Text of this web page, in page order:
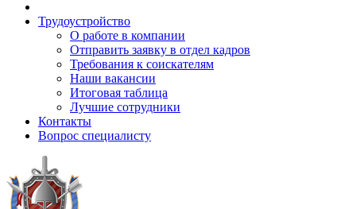
Трудоустройство
О работе в компании
Отправить заявку в отдел кадров
Требования к соискателям
Наши вакансии
Итоговая таблица
Лучшие сотрудники
Контакты
Вопрос специалисту